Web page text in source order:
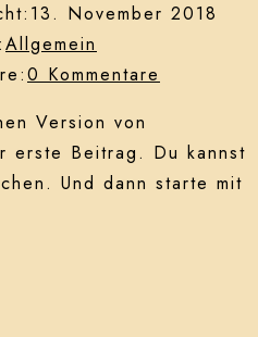
13. November 2018
Allgemein
0 Kommentare
Version von
erste Beitrag. Du kannst
Und dann starte mit